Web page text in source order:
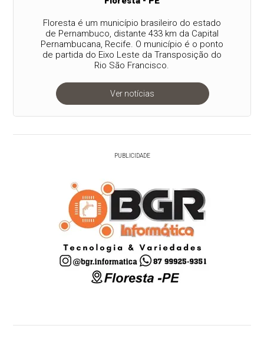
Floresta é um município brasileiro do estado
de Pernambuco, distante 433 km da Capital
Pernambucana, Recife. O município é o ponto
de partida do Eixo Leste da Transposição do
Rio São Francisco.
Ver notícias
PUBLICIDADE